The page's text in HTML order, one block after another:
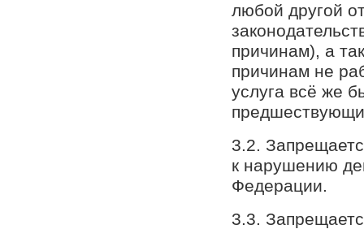
любой другой
причинам), а
причинам не
услуга всё же
3.2.
к нарушению
Федерации.
3.3.